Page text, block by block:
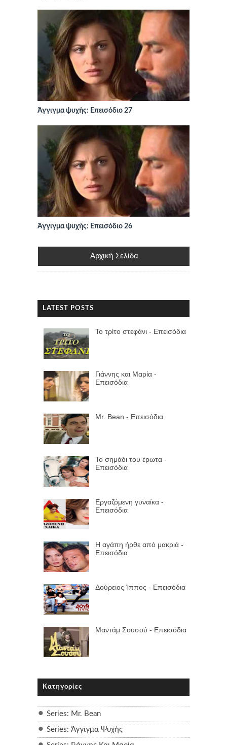
Άγγιγμα ψυχής: Επεισόδιο 27
Άγγιγμα ψυχής: Επεισόδιο 26
Αρχική Σελίδα
LATEST POSTS
Το τρίτο στεφάνι - Επεισόδια
Γιάννης και Μαρία -
Επεισόδια
Mr. Bean - Επεισόδια
Το σημάδι του έpωτα -
Επεισόδια
Εργαζόμενη γυναίκα -
Επεισόδια
Η αγάπη ήρθε από μακριά -
Επεισόδια
Δούρειος Ίππος - Επεισόδια
Μαντάμ Σουσού - Επεισόδια
Κατηγορίες
Series: Mr. Bean
Series: Άγγιγμα Ψυχής